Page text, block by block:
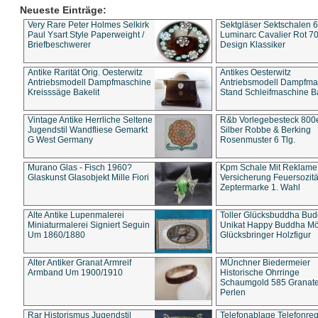
Neueste Einträge:
Very Rare Peter Holmes Selkirk
Paul Ysart Style Paperweight /
Briefbeschwerer
Sektgläser Sektschalen
Luminarc Cavalier Rot
Design Klassiker
Antike Rarität Orig. Oesterwitz
Antriebsmodell Dampfmaschine
Kreisssäge Bakelit
Antikes Oesterwitz
Antriebsmodell
Stand Schleifmaschine
Vintage Antike Herrliche Seltene
Jugendstil Wandfliese Gemarkt
G West Germany
R&b Vorlegebesteck
Silber Robbe & Berking
Rosenmuster 6 Tlg.
Murano Glas - Fisch 1960?
Glaskunst Glasobjekt Mille Fiori
Kpm Schale Mit Reklame
Versicherung
Zeptermarke 1. Wahl
Alte Antike Lupenmalerei
Miniaturmalerei Signiert Seguin
Um 1860/1880
Toller Glücksbuddha
Unikat Happy Buddha
Glücksbringer Holzfigur
Alter Antiker Granat Armreif
Armband Um 1900/1910
MÜnchner Biedermeier
Historische Ohrringe
Schaumgold 585
Perlen
Rar Historismus Jugendstil Telefonablage